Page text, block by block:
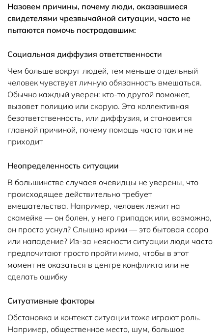
Назовем причины, почему люди, оказавшиеся
свидетелями чрезвычайной ситуации, часто не
пытаются помочь пострадавшим:
Социальная диффузия ответственности
Чем больше вокруг людей, тем меньше отдельный
человек чувствует личную обязанность вмешаться.
Обычно каждый уверен: кто-то другой поможет,
вызовет полицию или скорую. Эта коллективная
безответственность, или диффузия, и становится
главной причиной, почему помощь часто так и не
приходит
Неопределенность ситуации
В большинстве случаев очевидцы не уверены, что
происходящее действительно требует
вмешательства. Например, человек лежит на
скамейке — он болен, у него припадок или, возможно,
он просто уснул? Слышно крики — это бытовая ссора
или нападение? Из-за неясности ситуации люди часто
предпочитают просто пройти мимо, чтобы в этот
момент не оказаться в центре конфликта или не
сделать ошибку
Ситуативные факторы
Обстановка и контекст ситуации тоже играют роль.
Например, общественное место, шум, большое